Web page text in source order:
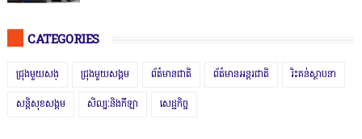
CATEGORIES
ជ្រុងមួយសង្ ជ្រុងមួយសង្គម ព័ត៌មានជាតិ ព័ត៌មានអន្តរជាតិ រិះគន់ស្ថាបនា
សន្តិសុខសង្គម សិល្បៈនិងកីឡា សេដ្ឋកិច្ច